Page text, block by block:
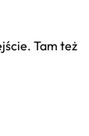
Tam też